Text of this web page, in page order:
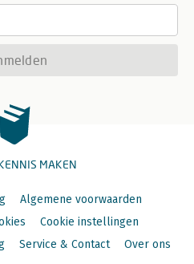
MAKEN
Algemene voorwaarden
Cookie instellingen
Service & Contact Over ons